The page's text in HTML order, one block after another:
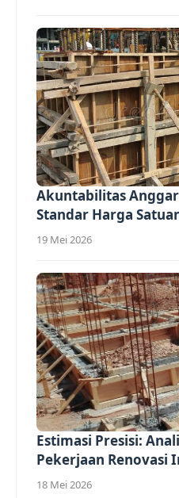
Akuntabilitas
Standar Harga
19 Mei 2026
Estimasi Presisi:
Pekerjaan Renovasi
18 Mei 2026